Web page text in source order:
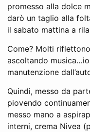
promesso alla dolce
darò un taglio alla
il sabato mattina a
Come? Molti
ascoltando
manutenzione
Quindi, messo da
piovendo
messo mano a
interni, crema Nivea